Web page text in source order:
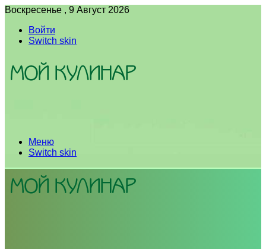
Воскресенье , 9 Август 2026
Войти
Switch skin
Меню
Switch skin